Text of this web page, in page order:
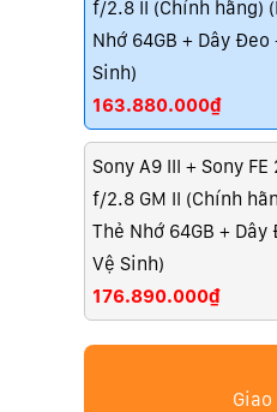
f/2.8 II (Chính hãng)
Nhớ 64GB + Dây Đeo
Sinh)
163.880.000₫
Sony A9 III + Sony
f/2.8 GM II (Chính
Thẻ Nhớ 64GB + Dây
Vệ Sinh)
176.890.000₫